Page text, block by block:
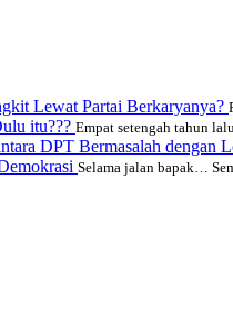
Lewat Partai Berkaryanya?
itu??? Empat setengah tahun
DPT Bermasalah dengan
Selama jalan bapak…